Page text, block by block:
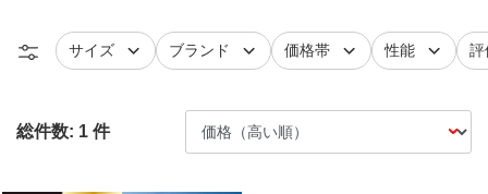
タイヤ
サイズで絞り込むタイヤ
ブランド で絞り込む価格帯で絞り込む
性能で絞り込レ
評
総件数: 1 件